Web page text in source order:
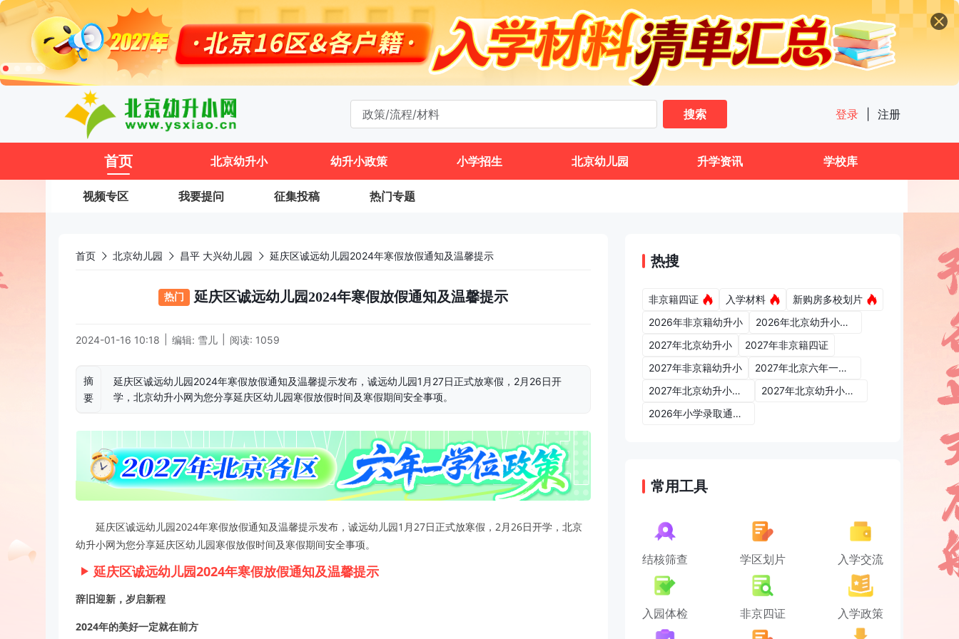
搜索
登录 注册
首页 北京幼升小 幼升小政策 小学招生 北京幼儿园 升学资讯 学校库
视频专区 我要提问 征集投稿 热门专题
首页 北京幼儿园 昌平 大兴幼儿园 延庆区诚远幼儿园2024年寒假放假通知及温馨提示
热门 延庆区诚远幼儿园2024年寒假放假通知及温馨提示
2024-01-16 10:18 编辑: 雪儿 阅读: 1059
摘
要
延庆区诚远幼儿园2024年寒假放假通知及温馨提示发布，诚远幼儿园1月27日正式放寒假，2月26日开
学，北京幼升小网为您分享延庆区幼儿园寒假放假时间及寒假期间安全事项。
延庆区诚远幼儿园2024年寒假放假通知及温馨提示发布，诚远幼儿园1月27日正式放寒假，2月26日开学，北京
幼升小网为您分享延庆区幼儿园寒假放假时间及寒假期间安全事项。
延庆区诚远幼儿园2024年寒假放假通知及温馨提示
辞旧迎新，岁启新程
2024年的美好一定就在前方
热搜
非京籍四证 入学材料
新购房多校划片
2026年非京籍幼升小
2026年北京幼升小入学政策
2027年北京幼升小
2027年非京籍四证
2027年非京籍幼升小
2027年北京六年一学位政策
2027年北京幼升小六年一学位政策
2027年北京幼升小入学政策
2026年小学录取通知书
常用工具
结核筛查 学区划片 入学交流
入园体检 非京四证 入学政策